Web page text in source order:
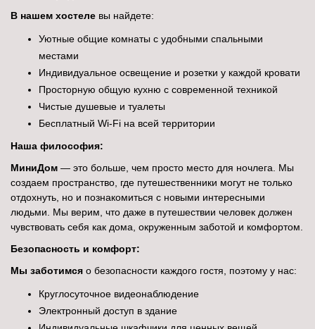
В нашем хостеле вы найдете:
Уютные общие комнаты с удобными спальными
местами
Индивидуальное освещение и розетки у каждой кровати
Просторную общую кухню с современной техникой
Чистые душевые и туалеты
Бесплатный Wi-Fi на всей территории
Наша философия:
МиниДом — это больше, чем просто место для ночлега. Мы
создаем пространство, где путешественники могут не только
отдохнуть, но и познакомиться с новыми интересными
людьми. Мы верим, что даже в путешествии человек должен
чувствовать себя как дома, окруженным заботой и комфортом.
Безопасность и комфорт:
Мы заботимся о безопасности каждого гостя, поэтому у нас:
Круглосуточное видеонаблюдение
Электронный доступ в здание